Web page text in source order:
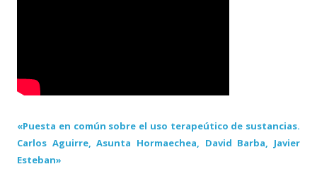
«Puesta en común sobre el uso terapeútico de sustancias.
Carlos Aguirre, Asunta Hormaechea, David Barba, Javier
Esteban»